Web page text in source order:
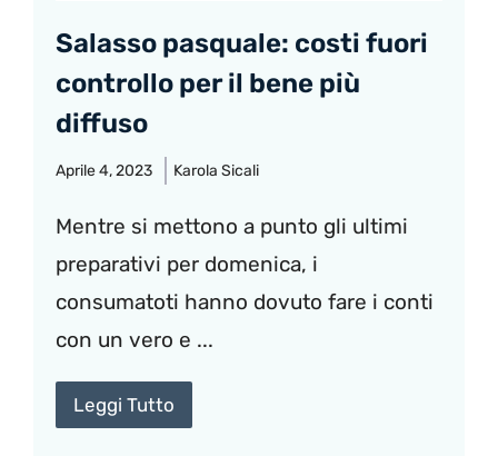
Salasso pasquale: costi fuori
controllo per il bene più
diffuso
Aprile 4, 2023 Karola Sicali
Mentre si mettono a punto gli ultimi
preparativi per domenica, i
consumatoti hanno dovuto fare i conti
con un vero e ...
Leggi Tutto